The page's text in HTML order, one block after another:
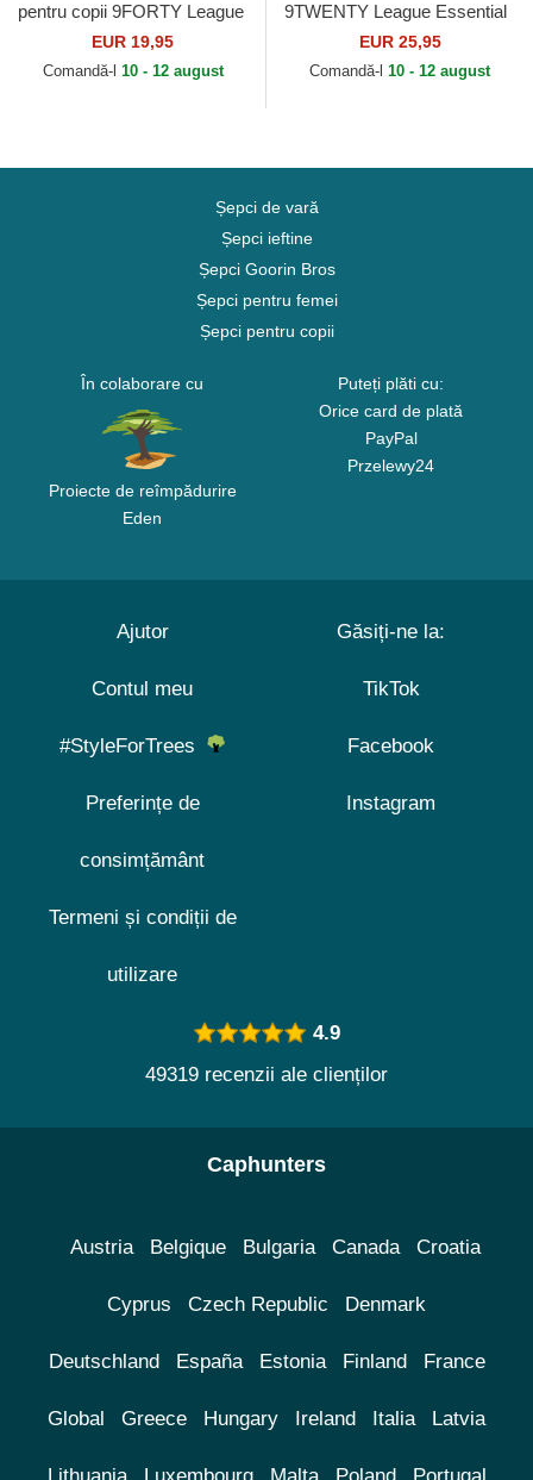
pentru copii 9FORTY League
Essential de New York
Yankees MLB de New...
EUR 19,95
Comandă-l 10 - 12 august
9TWENTY League Essential
Midi de Los Angeles Dodgers
MLB de New Era
EUR 25,95
Comandă-l 10 - 12 august
Șepci de vară
Șepci ieftine
Șepci Goorin Bros
Șepci pentru femei
Șepci pentru copii
În colaborare cu
Proiecte de reîmpădurire
Eden
Puteți plăti cu:
Orice card de plată
PayPal
Przelewy24
Ajutor
Contul meu
#StyleForTrees
Preferințe de
consimțământ
Termeni și condiții de
utilizare
Găsiți-ne la:
TikTok
Facebook
Instagram
4.9
49319 recenzii ale clienților
Caphunters
Austria Belgique Bulgaria Canada Croatia
Cyprus Czech Republic Denmark
Deutschland España Estonia Finland France
Global Greece Hungary Ireland Italia Latvia